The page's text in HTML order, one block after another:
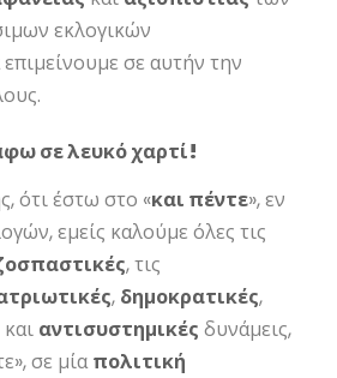
εκλογικών
σε αυτήν την
σε λευκό χαρτί!
ότι έστω στο «και πέντε», εν
εμείς καλούμε όλες τις
, τις
, δημοκρατικές,
και αντισυστημικές δυνάμεις,
σε μίαπολιτική